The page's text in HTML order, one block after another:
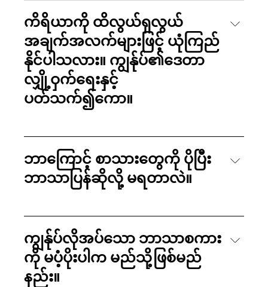
ကိရိယာကို ထိလွယ်ရှလွယ်
အချက်အလက်များဖြင့် ယုံကြည်
နိုင်ပါသလား။ ကျွန်ုပ်၏ဒေတာ
လျှို့ဝှက်ရေးနှင့်
ပတ်သက်၍ကော။
ဘာကြောင့် စာသားတွေကို ပိုပြီး
ဘာသာပြန်ဆိုလို့ မရတာလဲ။
ကျွန်ုပ်လိုအပ်သော ဘာသာစကား
ကို မပံ့ပိုးပါက မည်သို့ဖြစ်မည်
နည်း။